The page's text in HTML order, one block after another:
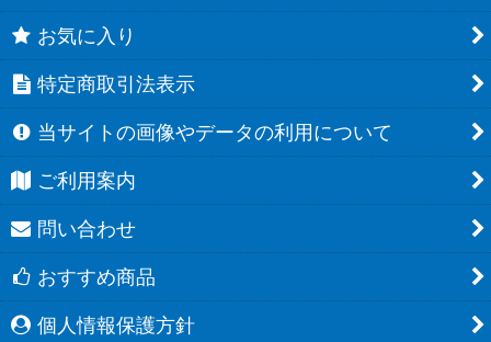
お気に入り
特定商取引法表示
当サイトの画像やデータの利用について
ご利用案内
問い合わせ
おすすめ商品
個人情報保護方針